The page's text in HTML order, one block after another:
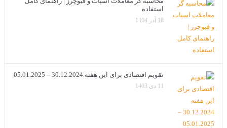
استفاده
18 آذر 1404
تقویم اقتصادی برای این هفته 30.12.2024 – 05.01.2025
11 دی 1403